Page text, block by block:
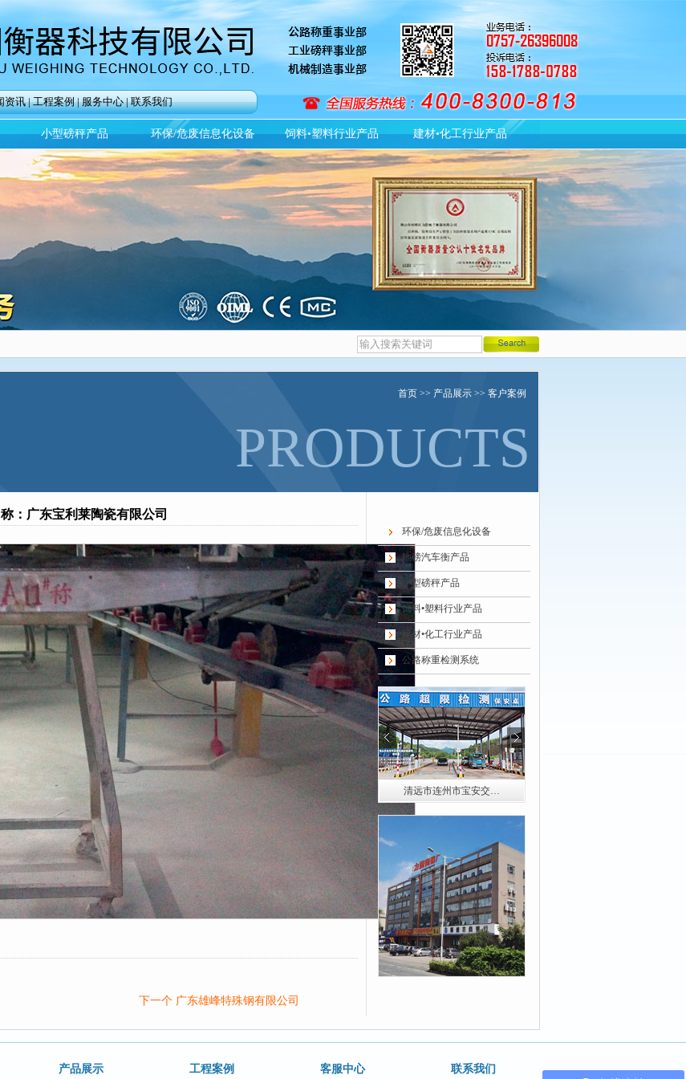
资讯|工程案例|服务中心|联系我们
小型磅秤产品 环保/危废信息化设备 饲料•塑料行业产品 建材•化工行业产品
础建造的质量 全文
首页 >> 产品展示 >> 客户案例
PRODUCTS
：广东宝利莱陶瓷有限公司
下一个 广东雄峰特殊钢有限公司
环保/危废信息化设备
地磅汽车衡产品
小型磅秤产品
饲料•塑料行业产品
建材•化工行业产品
公路称重检测系统
清远市连州市宝安交…
产品展示 工程案例 客服中心 联系我们